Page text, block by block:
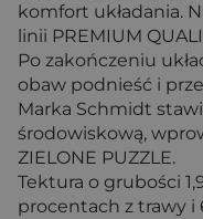
komfort układania.
linii PREMIUM
Po zakończeniu
obaw podnieść i
Marka Schmidt
środowiskową,
ZIELONE PUZZLE.
Tektura o grubości
procentach z trawy i